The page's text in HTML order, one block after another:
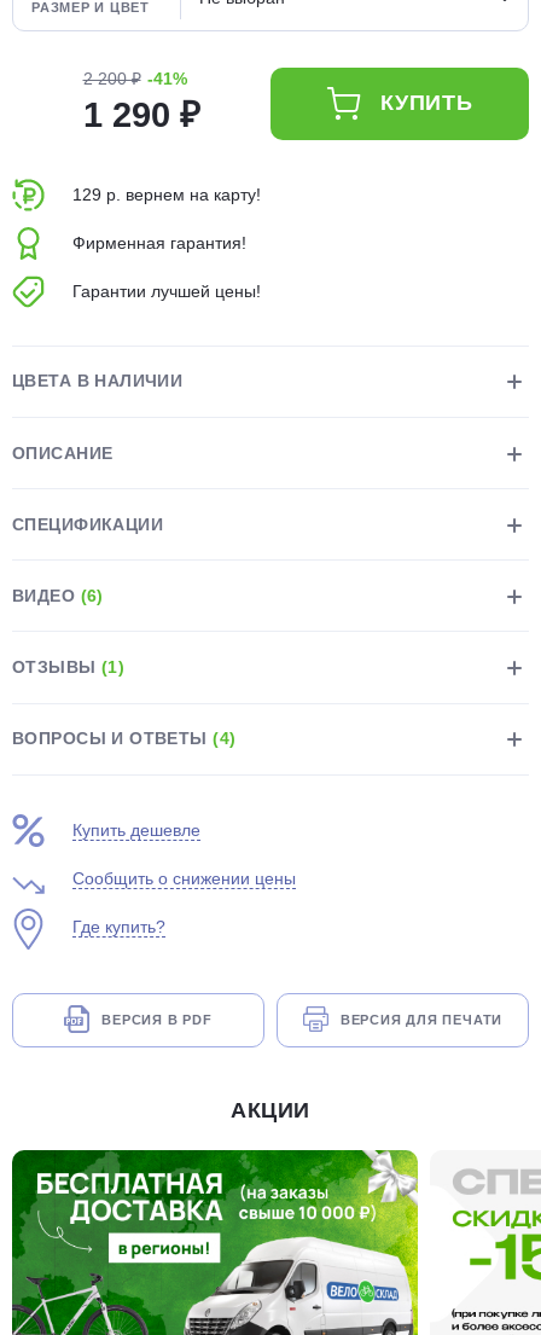
РАЗМЕР И ЦВЕТ
2 200 ₽ -41%
1 290 ₽ КУПИТЬ
129 р. вернем на карту!
Фирменная гарантия!
Гарантии лучшей цены!
ЦВЕТА В НАЛИЧИИ
ОПИСАНИЕ
СПЕЦИФИКАЦИИ
ВИДЕО (6)
ОТЗЫВЫ (1)
ВОПРОСЫ И ОТВЕТЫ(4)
Купить дешевле
Сообщить о снижении цены
Где купить?
ВЕРСИЯ В PDF ВЕРСИЯ ДЛЯ ПЕЧАТИ
АКЦИИ
об оплате Плайтом
недели
plait.ru